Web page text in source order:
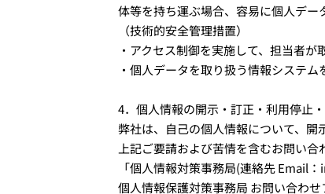
体等を持ち運ぶ場合、容易に個人デ
（技術的安全管理措置）
・アクセス制御を実施して、担当者
・個人データを取り扱う情報システ
4．個人情報の開示・訂正・利用停止
弊社は、自己の個人情報について、開
上記ご要請および苦情を含むお問い合
「個人情報対策事務局(連絡先 Email
個人情報保護対策事務局 お問い合わせ